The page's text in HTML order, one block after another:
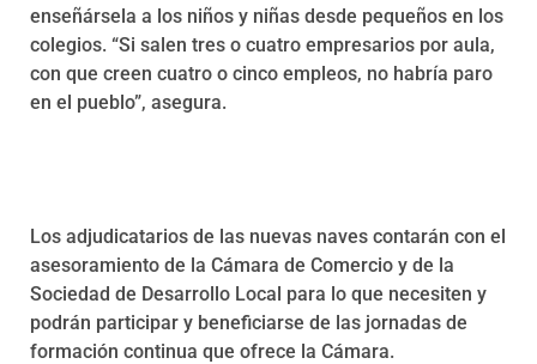
enseñársela a los niños y niñas desde pequeños en los
colegios. “Si salen tres o cuatro empresarios por aula,
con que creen cuatro o cinco empleos, no habría paro
en el pueblo”, asegura.
Los adjudicatarios de las nuevas naves contarán con el
asesoramiento de la Cámara de Comercio y de la
Sociedad de Desarrollo Local para lo que necesiten y
podrán participar y beneficiarse de las jornadas de
formación continua que ofrece la Cámara.